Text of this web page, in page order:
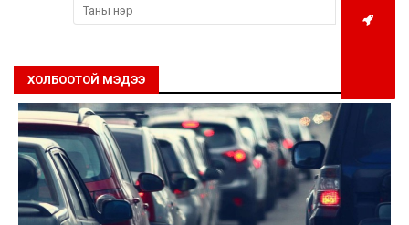
ХОЛБООТОЙ МЭДЭЭ